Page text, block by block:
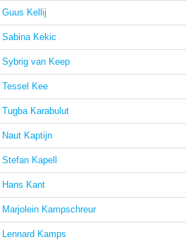
Guus Kellij
Sabina Kekic
Sybrig van Keep
Tessel Kee
Tugba Karabulut
Naut Kaptijn
Stefan Kapell
Hans Kant
Marjolein Kampschreur
Lennard Kamps